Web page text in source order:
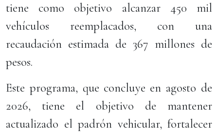
tiene como objetivo alcanzar 450 mil
vehículos reemplacados, con una
recaudación estimada de 367 millones de
pesos.
Este programa, que concluye en agosto de
2026, tiene el objetivo de mantener
actualizado el padrón vehicular, fortalecer